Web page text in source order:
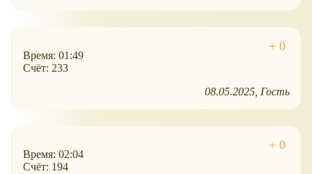
Время: 01:49
Счёт: 233
08.05.2025 Гость
Время: 02:04
Счёт: 194